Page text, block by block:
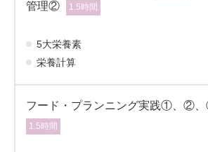
管理②
1.5時間
5大栄養素
栄養計算
フード・プランニング実践①、②
1.5時間